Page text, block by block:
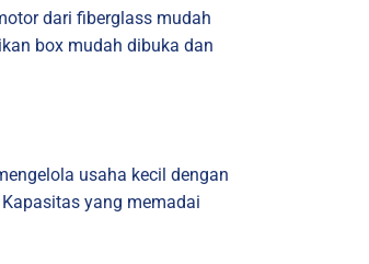
dari fiberglass mudah
box mudah dibuka dan
usaha kecil dengan
yang memadai